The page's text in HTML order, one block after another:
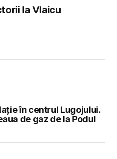
la Vlaicu
în centrul Lugojului.
de gaz de la Podul